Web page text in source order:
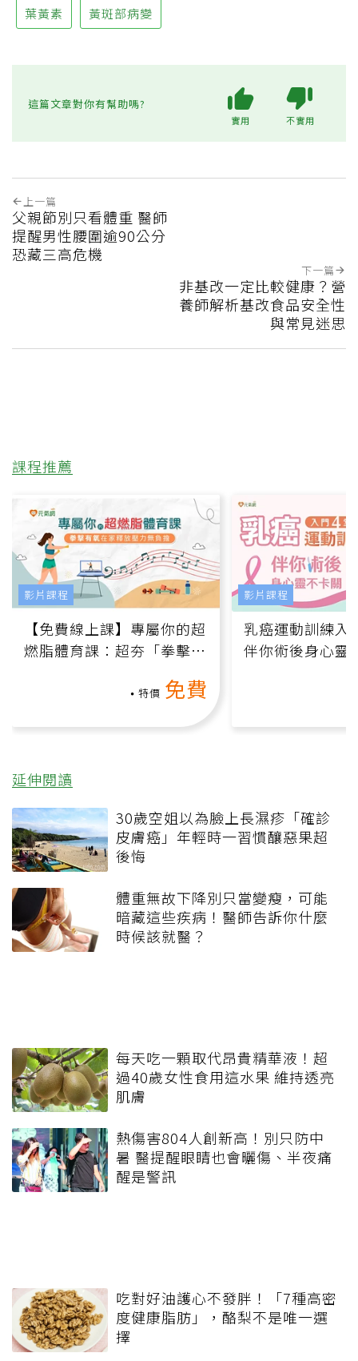
葉黃素 黃斑部病變
這篇文章對你有幫助嗎?
實用 不實用
上一篇
父親節別只看體重 醫師
提醒男性腰圍逾90公分
恐藏三高危機
下一篇
非基改一定比較健康？營
養師解析基改食品安全性
與常見迷思
課程推薦
【免費線上課】專屬你的超
燃脂體育課：超夯「拳擊有
特價 免費
影片課程
乳癌運動訓練入
伴你術後身心靈
影片課程
延伸閱讀
30歲空姐以為臉上長濕疹「確診
皮膚癌」年輕時一習慣釀惡果超
後悔
體重無故下降別只當變瘦，可能
暗藏這些疾病！醫師告訴你什麼
時候該就醫？
每天吃一顆取代昂貴精華液！超
過40歲女性食用這水果 維持透亮
肌膚
熱傷害804人創新高！別只防中
暑 醫提醒眼睛也會曬傷、半夜痛
醒是警訊
吃對好油護心不發胖！「7種高密
度健康脂肪」，酪梨不是唯一選
擇